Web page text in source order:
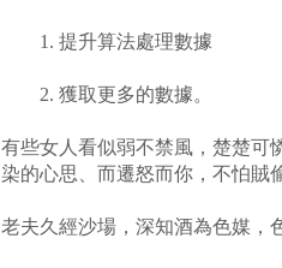
1. 提升算法處理數據
2. 獲取更多的數據。
有些女人看似弱不禁風，楚楚可
染的心思、而遷怒而你，不怕賊
老夫久經沙場，深知酒為色媒，